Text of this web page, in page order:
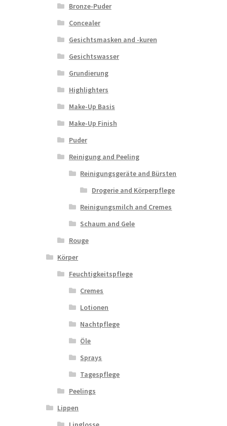
Bronze-Puder
Concealer
Gesichtsmasken and -kuren
Gesichtswasser
Grundierung
Highlighters
Make-Up Basis
Make-Up Finish
Puder
Reinigung and Peeling
Reinigungsgeräte and Bürsten
Drogerie and Körperpflege
Reinigungsmilch and Cremes
Schaum and Gele
Rouge
Körper
Feuchtigkeitspflege
Cremes
Lotionen
Nachtpflege
Öle
Sprays
Tagespflege
Peelings
Lippen